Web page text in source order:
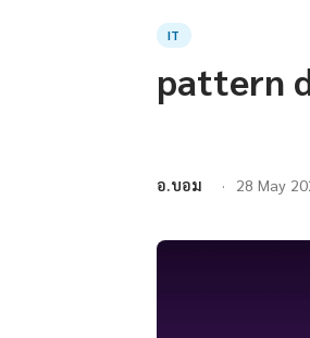
IT
pattern
อ.บอม 28 May